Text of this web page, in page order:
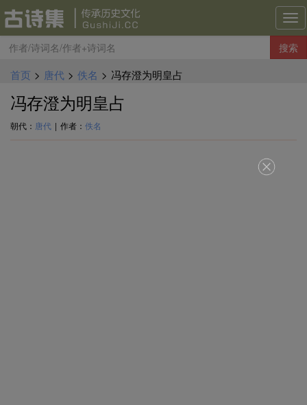
古
诗
集
搜索
首页 > 唐代 > 佚名 > 冯存澄为明皇占
冯存澄为明皇占
朝代： 唐代 | 作者： 佚名